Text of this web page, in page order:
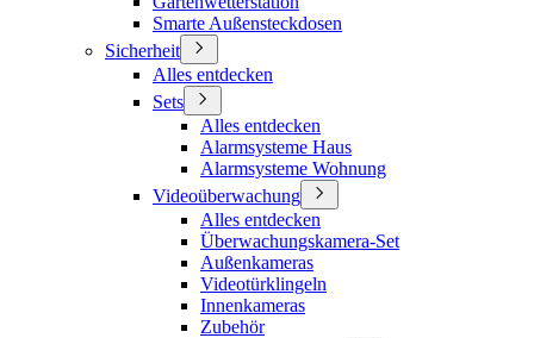
Smarte Außensteckdosen
Sicherheit
Alles entdecken
Sets
Alles entdecken
Alarmsysteme Haus
Alarmsysteme Wohnung
Videoüberwachung
Alles entdecken
Überwachungskamera-Set
Außenkameras
Videotürklingeln
Innenkameras
Zubehör